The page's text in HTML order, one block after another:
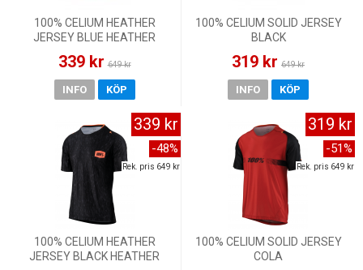
100% CELIUM HEATHER
JERSEY BLUE HEATHER
339 kr 649 kr
INFO KÖP
100% CELIUM SOLID JERSEY
BLACK
319 kr 649 kr
INFO KÖP
100% CELIUM HEATHER
JERSEY BLACK HEATHER
339 kr
-48%
Rek. pris 649 kr
100% CELIUM SOLID JERSEY
COLA
319 kr
-51%
Rek. pris 649 kr